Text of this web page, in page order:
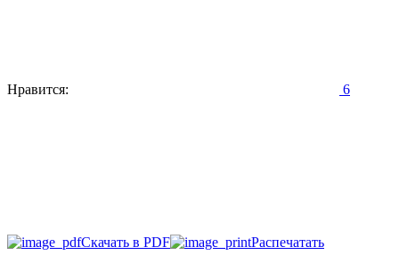
Нравится: 6
Скачать в PDF
Распечатать